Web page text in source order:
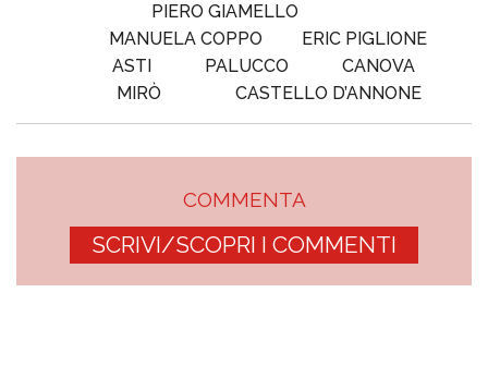
PIERO GIAMELLO
MANUELA COPPO
ERIC PIGLIONE
ASTI
PALUCCO
CANOVA
MIRÒ
CASTELLO D’ANNONE
COMMENTA
SCRIVI/SCOPRI I COMMENTI